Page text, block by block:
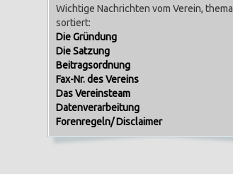
Wichtige Nachrichten vom Verein,
sortiert:
Die Gründung
Die Satzung
Beitragsordnung
Fax-Nr. des Vereins
Das Vereinsteam
Datenverarbeitung
Forenregeln/ Disclaimer